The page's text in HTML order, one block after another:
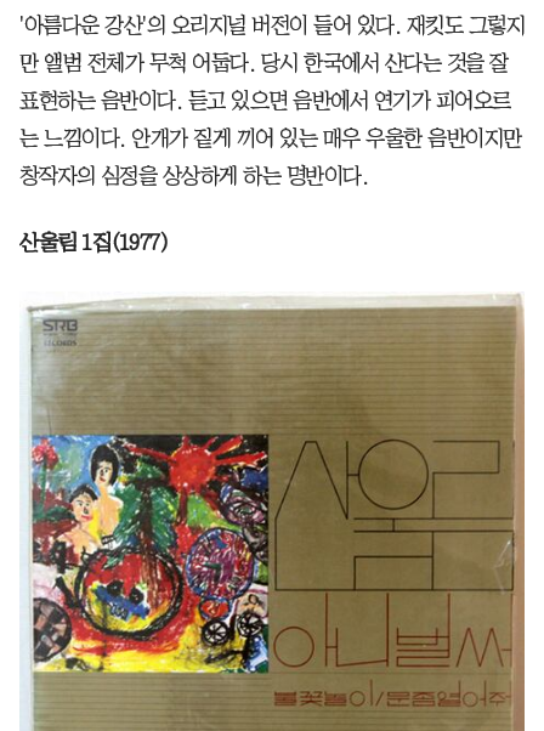
'아름다운 강산'의 오리지널 버전이 들어 있다. 재킷도 그렇지
만 앨범 전체가 무척 어둡다. 당시 한국에서 산다는 것을 잘
표현하는 음반이다. 듣고 있으면 음반에서 연기가 피어오르
는 느낌이다. 안개가 짙게 끼어 있는 매우 우울한 음반이지만
창작자의 심정을 상상하게 하는 명반이다.
산울림 1집(1977)